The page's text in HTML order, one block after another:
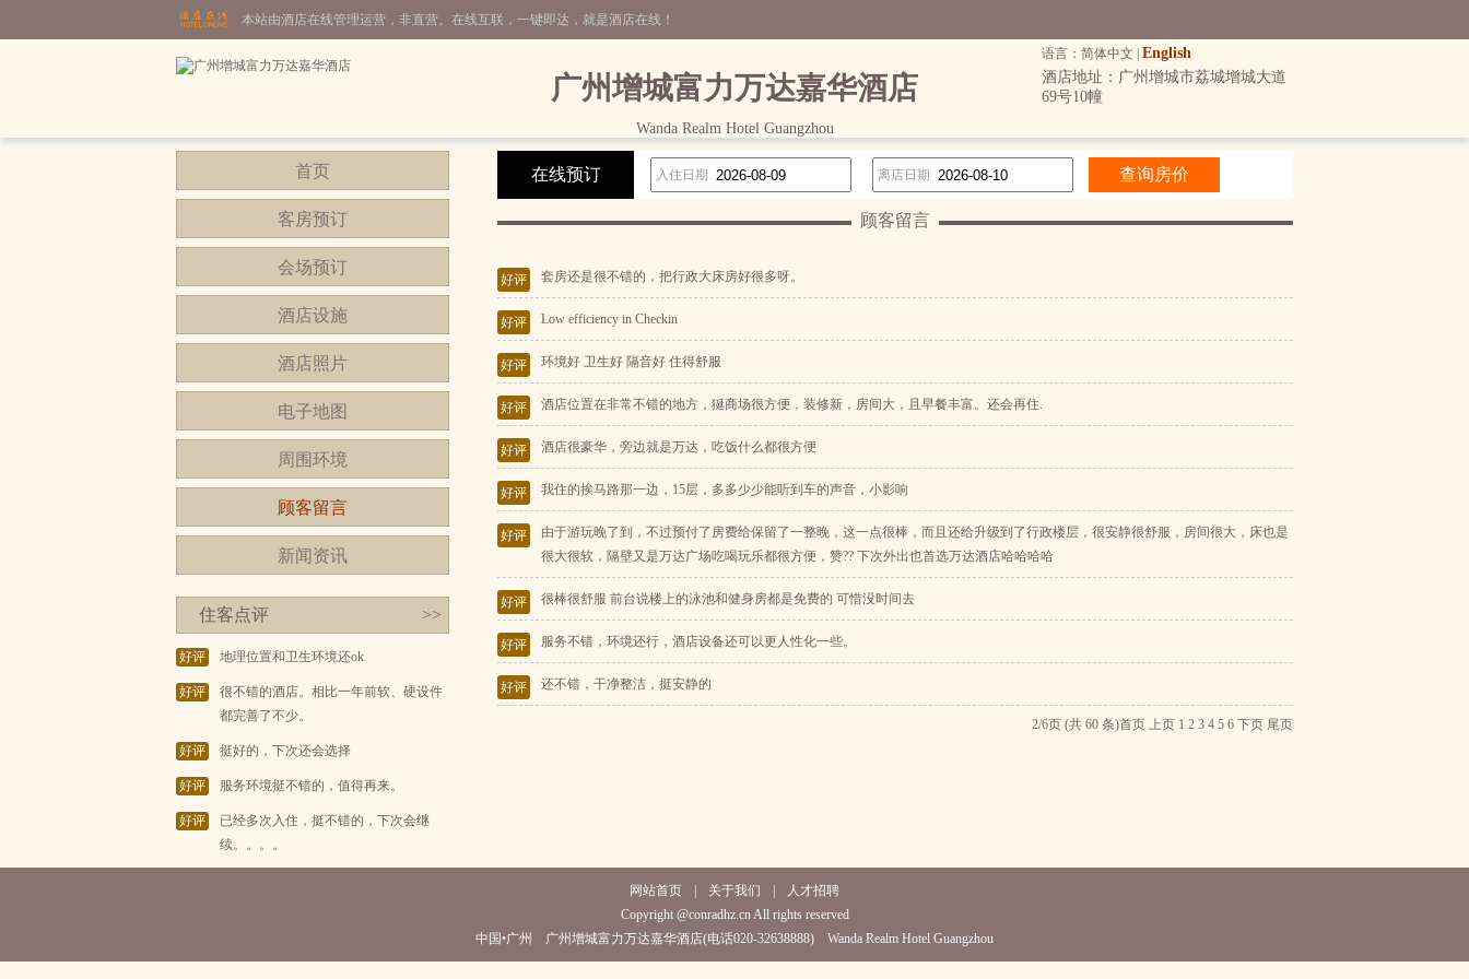
本站由酒店在线管理运营，非直营。在线互联，一键即达，就是酒店在线！
语言：简体中文 | English
广州增城富力万达嘉华酒店
Wanda Realm Hotel Guangzhou
酒店地址：广州增城市荔城增城大道
69号10幢
首页
客房预订
会场预订
酒店设施
酒店照片
电子地图
周围环境
顾客留言
新闻资讯
住客点评 >>
好评 地理位置和卫生环境还ok
好评
很不错的酒店。相比一年前软、硬设件
都完善了不少。
好评 挺好的，下次还会选择
好评 服务环境挺不错的，值得再来。
好评
已经多次入住，挺不错的，下次会继
续。。。。
在线预订 入住日期 离店日期
顾客留言
好评 套房还是很不错的，把行政大床房好很多呀。
好评 Low efficiency in Checkin
好评 环境好 卫生好 隔音好 住得舒服
好评 酒店位置在非常不错的地方，狿商场很方便，装修新，房间大，且早餐丰富。还会再住.
好评 酒店很豪华，旁边就是万达，吃饭什么都很方便
好评 我住的挨马路那一边，15层，多多少少能听到车的声音，小影响
好评
由于游玩晚了到，不过预付了房费给保留了一整晚，这一点很棒，而且还给升级到了行政楼层，很安静很舒服，房间很大，床也是
很大很软，隔壁又是万达广场吃喝玩乐都很方便，赞?? 下次外出也首选万达酒店哈哈哈哈
好评 很棒很舒服 前台说楼上的泳池和健身房都是免费的 可惜没时间去
好评 服务不错，环境还行，酒店设备还可以更人性化一些。
好评 还不错，干净整洁，挺安静的
2/6页 (共 60 条)首页 上页 1 2 3 4 5 6 下页 尾页
网站首页 关于我们
人才招聘
Copyright @conradhz.cn All rights reserved
中国•广州 广州增城富力万达嘉华酒店(电话020-32638888) Wanda Realm Hotel Guangzhou